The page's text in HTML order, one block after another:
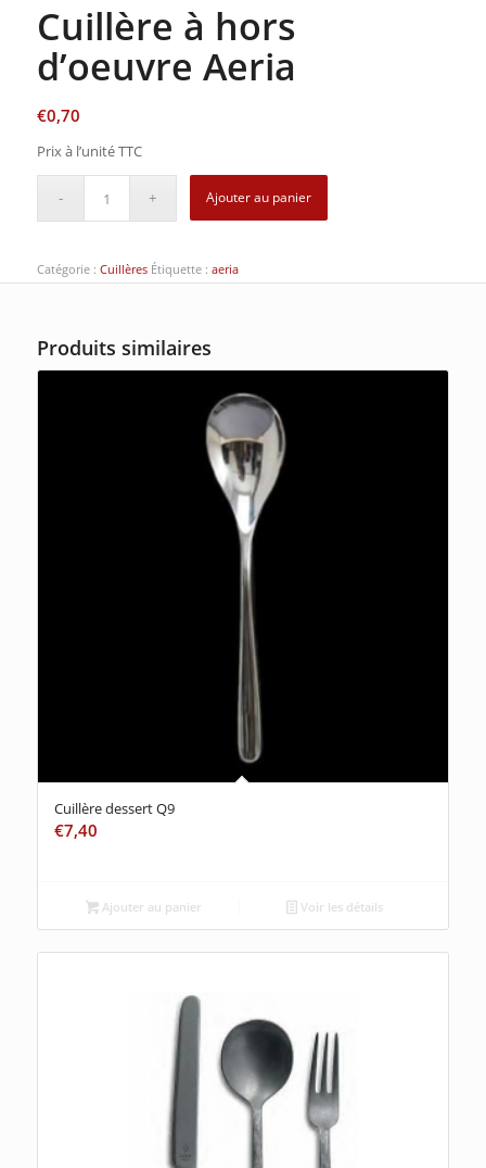
Cuillère à hors
d’oeuvre Aeria
€0,70
Prix à l’unité TTC
Ajouter au panier
Catégorie : Cuillères Étiquette : aeria
Produits similaires
Cuillère dessert Q9
€7,40
Ajouter au panier Voir les détails